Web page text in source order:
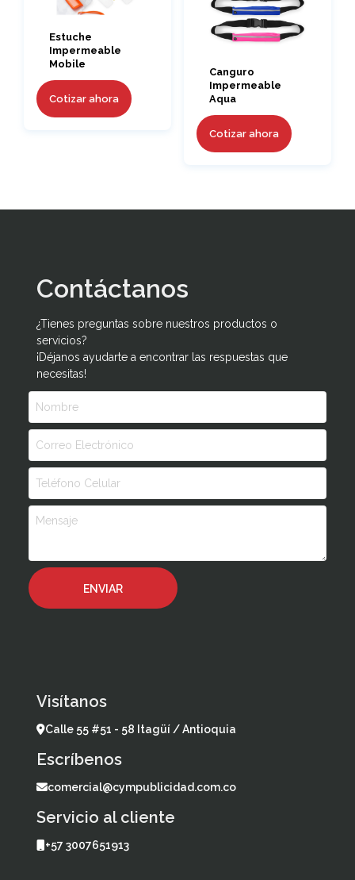
Estuche
Impermeable
Mobile
Cotizar ahora
Canguro
Impermeable
Aqua
Cotizar ahora
Contáctanos
¿Tienes preguntas sobre nuestros productos o
servicios?
¡Déjanos ayudarte a encontrar las respuestas que
necesitas!
Visítanos
Calle 55 #51 - 58 Itagüí / Antioquia
Escríbenos
comercial@cympublicidad.com.co
Servicio al cliente
+57 3007651913